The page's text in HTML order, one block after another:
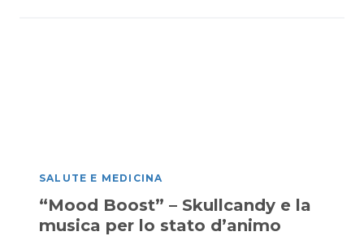
SALUTE E MEDICINA
“Mood Boost” – Skullcandy e la
musica per lo stato d’animo